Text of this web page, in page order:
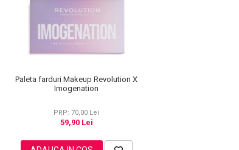
Paleta farduri Makeup Revolution X
Imogenation
PRP: 70,00 Lei
59,90 Lei